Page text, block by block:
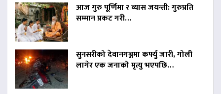
आज गुरु पूर्णिमा र व्यास जयन्ती: गुरुप्रति
सम्मान प्रकट गरी…
सुनसरीको देवानगञ्जमा कर्फ्यु जारी, गोली
लागेर एक जनाको मृत्यु भएपछि…